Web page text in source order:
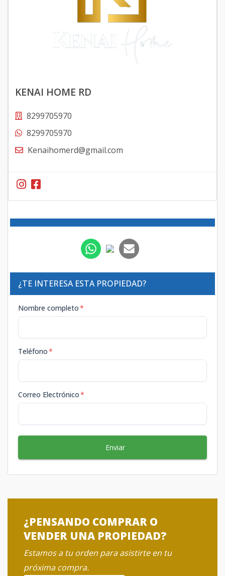
KENAI HOME RD
8299705970
8299705970
Kenaihomerd@gmail.com
¿TE INTERESA ESTA PROPIEDAD?
Nombre completo*
Teléfono*
Correo Electrónico*
Enviar
¿PENSANDO COMPRAR O
VENDER UNA PROPIEDAD?
Estamos a tu orden para asistirte en tu
próxima compra.